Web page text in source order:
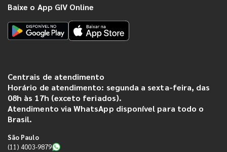
Baixe o App GIV Online
Centrais de atendimento
Horário de atendimento: segunda a sexta-feira, das
08h às 17h (exceto feriados).
Atendimento via WhatsApp disponível para todo o
Brasil.
São Paulo
(11) 4003-9879